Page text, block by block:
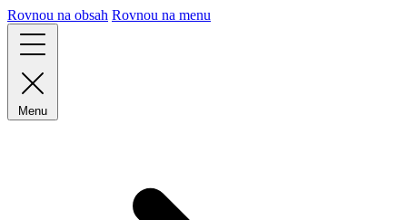
Rovnou na obsah Rovnou na menu
Menu